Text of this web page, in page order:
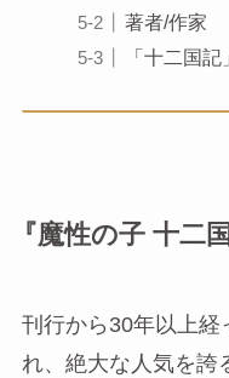
著者/作家
「十二国
『魔性の子 十二
刊行から30年以上経
れ、絶大な人気を誇